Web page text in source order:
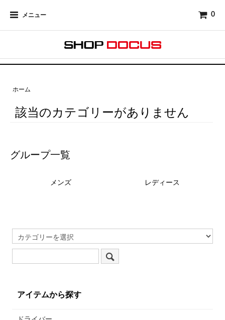
メニュー 0
ホーム
該当のカテゴリーがありません
グループ一覧
メンズ レディース
アイテムから探す